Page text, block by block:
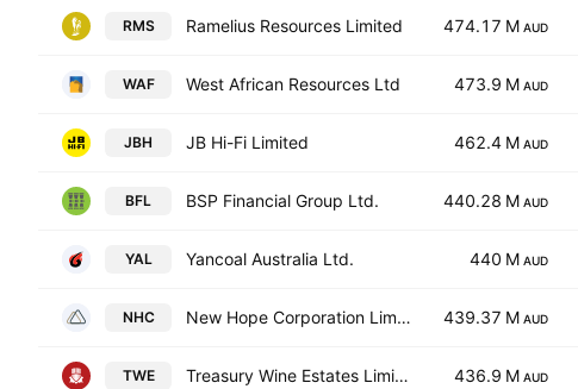
RMS Ramelius Resources Limited 474.17 M AUD
WAF West African Resources Ltd 473.9 M AUD
JBH JB Hi-Fi Limited 462.4 M AUD
BFL BSP Financial Group Ltd. 440.28 M AUD
YAL Yancoal Australia Ltd. 440 M AUD
NHC New Hope Corporation Limited 439.37 M AUD
TWE Treasury Wine Estates Limited 436.9 M AUD